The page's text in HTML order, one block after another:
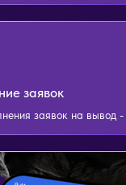
заявок
заявок на вывод -